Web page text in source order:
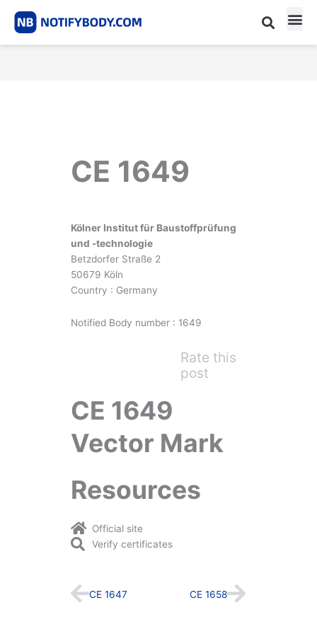
CE 1649
Kölner Institut für Baustoffprüfung
und -technologie
Betzdorfer Straße 2
50679 Köln
Country : Germany
Notified Body number : 1649
Rate this
post
CE 1649
Vector Mark
Resources
Official site
Verify certificates
Prev
CE 1647 CE 1658Next